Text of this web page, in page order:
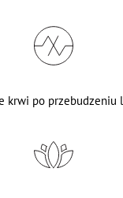
krwi po przebudzeniu